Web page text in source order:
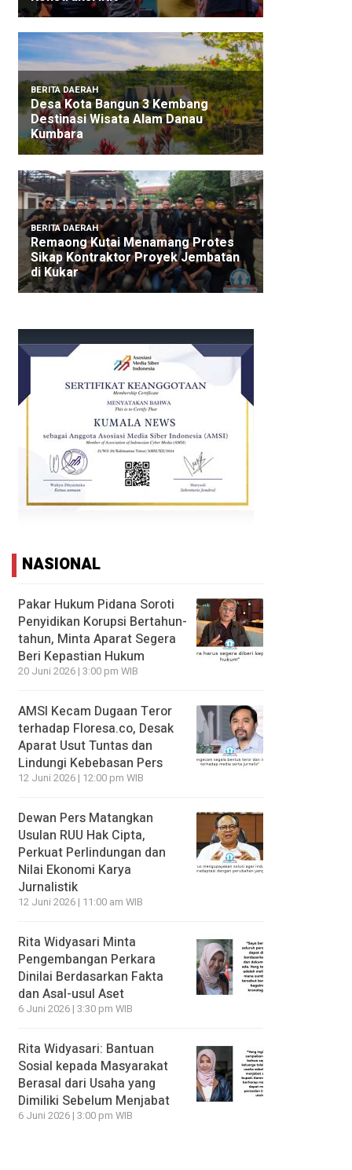
NASIONAL
Pakar Hukum Pidana Soroti
Penyidikan Korupsi Bertahun-
tahun, Minta Aparat Segera
Beri Kepastian Hukum
20 Juni 2026 | 3:00 pm WIB
AMSI Kecam Dugaan Teror
terhadap Floresa.co, Desak
Aparat Usut Tuntas dan
Lindungi Kebebasan Pers
12 Juni 2026 | 12:00 pm WIB
Dewan Pers Matangkan
Usulan RUU Hak Cipta,
Perkuat Perlindungan dan
Nilai Ekonomi Karya
Jurnalistik
12 Juni 2026 | 11:00 am WIB
Rita Widyasari Minta
Pengembangan Perkara
Dinilai Berdasarkan Fakta
dan Asal-usul Aset
6 Juni 2026 | 3:30 pm WIB
Rita Widyasari: Bantuan
Sosial kepada Masyarakat
Berasal dari Usaha yang
Dimiliki Sebelum Menjabat
6 Juni 2026 | 3:00 pm WIB